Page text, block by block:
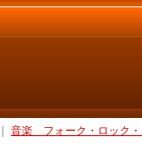
音楽 フォーク・ロック・